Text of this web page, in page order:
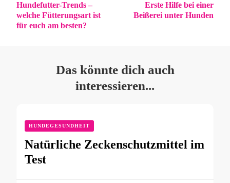
Hundefutter-Trends –
welche Fütterungsart ist
für euch am besten?
Erste Hilfe bei einer
Beißerei unter Hunden
Das könnte dich auch
interessieren...
HUNDEGESUNDHEIT
Natürliche Zeckenschutzmittel im
Test